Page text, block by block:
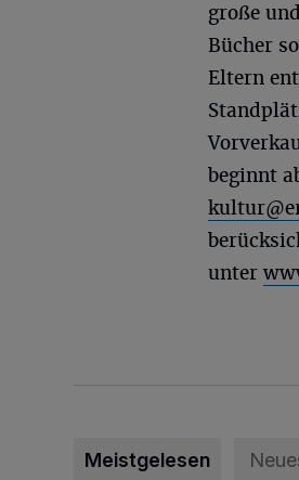
große
Bücher
Eltern
beginnt
unter
Meistgelesen